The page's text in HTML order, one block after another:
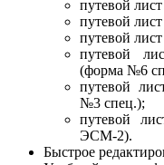
путевой
путевой
путевой
путевой
(форма №6
путевой
№3 спец.);
путевой
ЭСМ-2).
Быстрое